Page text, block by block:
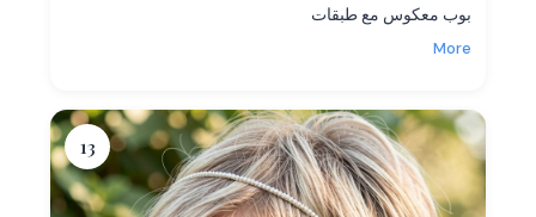
بوب معكوس مع طبقات
More
13